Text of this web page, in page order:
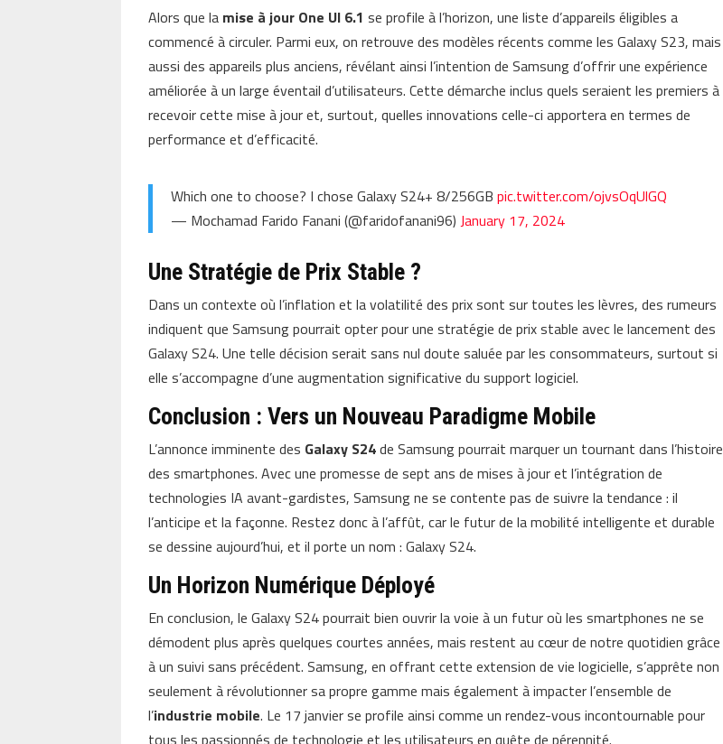
Alors que la mise à jour One UI 6.1 se profile à l’horizon, une liste d’appareils éligibles a
commencé à circuler. Parmi eux, on retrouve des modèles récents comme les Galaxy S23, mais
aussi des appareils plus anciens, révélant ainsi l’intention de Samsung d’offrir une expérience
améliorée à un large éventail d’utilisateurs. Cette démarche inclus quels seraient les premiers à
recevoir cette mise à jour et, surtout, quelles innovations celle-ci apportera en termes de
performance et d’efficacité.
Which one to choose? I chose Galaxy S24+ 8/256GBpic.twitter.com/ojvsOqUlGQ
— Mochamad Farido Fanani (@faridofanani96)January 17, 2024
Une Stratégie de Prix Stable ?
Dans un contexte où l’inflation et la volatilité des prix sont sur toutes les lèvres, des rumeurs
indiquent que Samsung pourrait opter pour une stratégie de prix stable avec le lancement des
Galaxy S24. Une telle décision serait sans nul doute saluée par les consommateurs, surtout si
elle s’accompagne d’une augmentation significative du support logiciel.
Conclusion : Vers un Nouveau Paradigme Mobile
L’annonce imminente des Galaxy S24de Samsung pourrait marquer un tournant dans l’histoire
des smartphones. Avec une promesse de sept ans de mises à jour et l’intégration de
technologies IA avant-gardistes, Samsung ne se contente pas de suivre la tendance : il
l’anticipe et la façonne. Restez donc à l’affût, car le futur de la mobilité intelligente et durable
se dessine aujourd’hui, et il porte un nom : Galaxy S24.
Un Horizon Numérique Déployé
En conclusion, le Galaxy S24 pourrait bien ouvrir la voie à un futur où les smartphones ne se
démodent plus après quelques courtes années, mais restent au cœur de notre quotidien grâce
à un suivi sans précédent. Samsung, en offrant cette extension de vie logicielle, s’apprête non
seulement à révolutionner sa propre gamme mais également à impacter l’ensemble de
l’industrie mobile. Le 17 janvier se profile ainsi comme un rendez-vous incontournable pour